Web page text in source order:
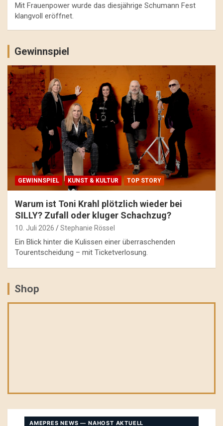
Mit Frauenpower wurde das diesjährige Schumann Fest
klangvoll eröffnet.
Gewinnspiel
GEWINNSPIEL KUNST & KULTUR TOP STORY
Warum ist Toni Krahl plötzlich wieder bei
SILLY? Zufall oder kluger Schachzug?
10. Juli 2026 Stephanie Rössel
Ein Blick hinter die Kulissen einer überraschenden
Tourentscheidung – mit Ticketverlosung.
Shop